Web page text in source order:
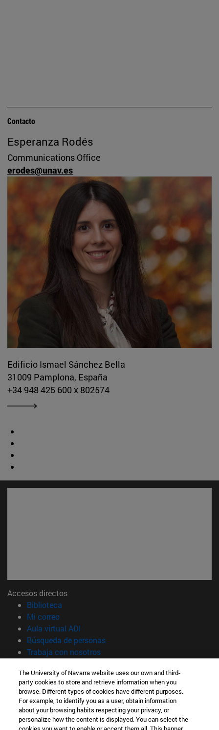
Contacto
Esperanza Rodés
Communications Office
erodes@unav.es
Edificio Ismael Sánchez Bella
31009 Pamplona, España
+34 948 425 600 x 802574
Accesos directos
Biblioteca
Mi correo(abre en nueva ventana)
Aula virtual ADI
Búsqueda de personas(abre en nueva ventana)
Trabaja con nosotros(abre en nueva ventana)
Información
TFNO +34 948 42 56 00
¿QUÉ GRADO TE INTERESA?
¿QUÉ MÁSTER TE INTERESA?
© Universidad de Navarra
The University of Navarra website uses our own and third-
party cookies to store and retrieve information when you
browse. Different types of cookies have different purposes.
For example, to identify you as a user, obtain information
about your browsing habits respecting your privacy, or
personalize how the content is displayed. You can select the